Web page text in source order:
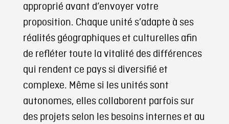
approprié avant d’envoyer votre
proposition. Chaque unité s’adapte à ses
réalités géographiques et culturelles afin
de refléter toute la vitalité des différences
qui rendent ce pays si diversifié et
complexe. Même si les unités sont
autonomes, elles collaborent parfois sur
des projets selon les besoins internes et au